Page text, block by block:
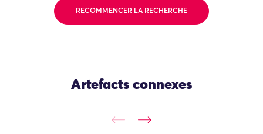
RECOMMENCER LA RECHERCHE
Artefacts connexes